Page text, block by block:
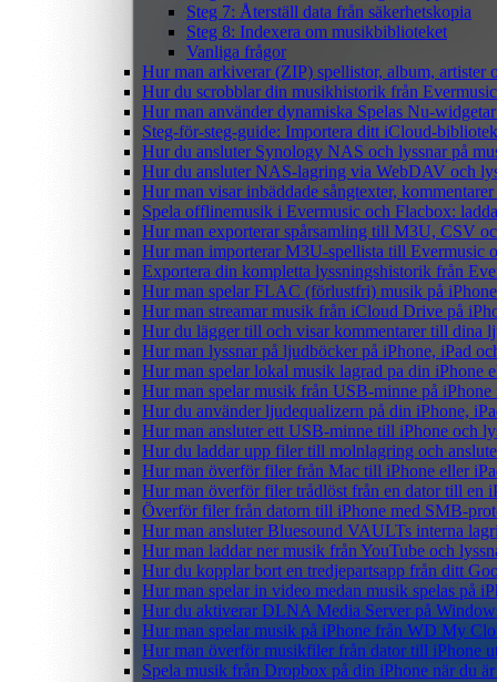
Steg 7: Återställ data från säkerhetskopia
Steg 8: Indexera om musikbiblioteket
Vanliga frågor
Hur man arkiverar (ZIP) spellistor, album, artister
Hur du scrobblar din musikhistorik från
Hur man använder dynamiska Spelas Nu-
Steg-för-steg-guide: Importera ditt iCloud-
Hur du ansluter Synology NAS och lyssnar på
Hur du ansluter NAS-lagring via WebDAV och
Hur man visar inbäddade sångtexter,
Spela offlinemusik i Evermusic och Flacbox:
Hur man exporterar spårsamling till M3U, CSV
Hur man importerar M3U-spellista till Evermusic
Exportera din kompletta lyssningshistorik från
Hur man spelar FLAC (förlustfri) musik på iPhone
Hur man streamar musik från iCloud Drive på
Hur du lägger till och visar kommentarer till dina
Hur man lyssnar på ljudböcker på iPhone, iPad
Hur man spelar lokal musik lagrad pa din iPhone
Hur man spelar musik från USB-minne på
Hur du använder ljudequalizern på din iPhone,
Hur man ansluter ett USB-minne till iPhone och
Hur du laddar upp filer till molnlagring och
Hur man överför filer från Mac till iPhone eller
Hur man överför filer trådlöst från en dator till en
Överför filer från datorn till iPhone med SMB-
Hur man ansluter Bluesound VAULTs interna
Hur man laddar ner musik från YouTube och
Hur du kopplar bort en tredjepartsapp från ditt
Hur man spelar in video medan musik spelas på
Hur du aktiverar DLNA Media Server på
Hur man spelar musik på iPhone från WD My
Hur man överför musikfiler från dator till iPhone
Spela musik från Dropbox på din iPhone när du